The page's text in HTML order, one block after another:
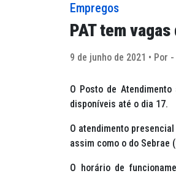
Empregos
PAT tem
9 de junho de 2021 • Por -
O Posto de
disponíveis até o dia 17.
O atendimento
assim como o do Sebrae
O horário de